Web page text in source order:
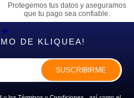
Protegemos tus datos y aseguramos
que tu pago sea confiable.
DE KLIQUEA!
SUSCRIBIRME